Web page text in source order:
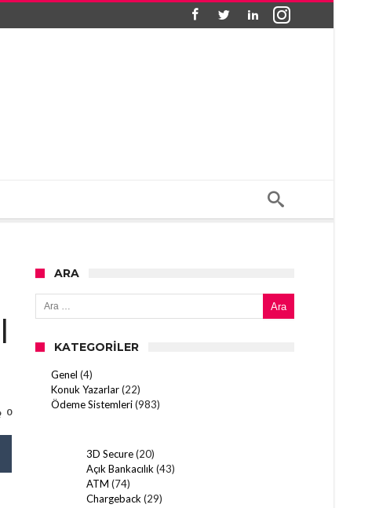
0
ARA
Arama:
KATEGORILER
Genel (4)
Konuk Yazarlar(22)
Ödeme Sistemleri(983)
3D Secure(20)
Açık Bankacılık (43)
ATM (74)
Chargeback (29)